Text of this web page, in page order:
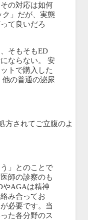
の対応は如何
ク」だが、実態
て良いだろ
そもそもED
ならない。 安
トで購入した
の普通の泌尿
方されてご立腹のよ
」とのことで
師の診察のも
やAGAは精神
み合ってお
必要です。当
た各分野のス